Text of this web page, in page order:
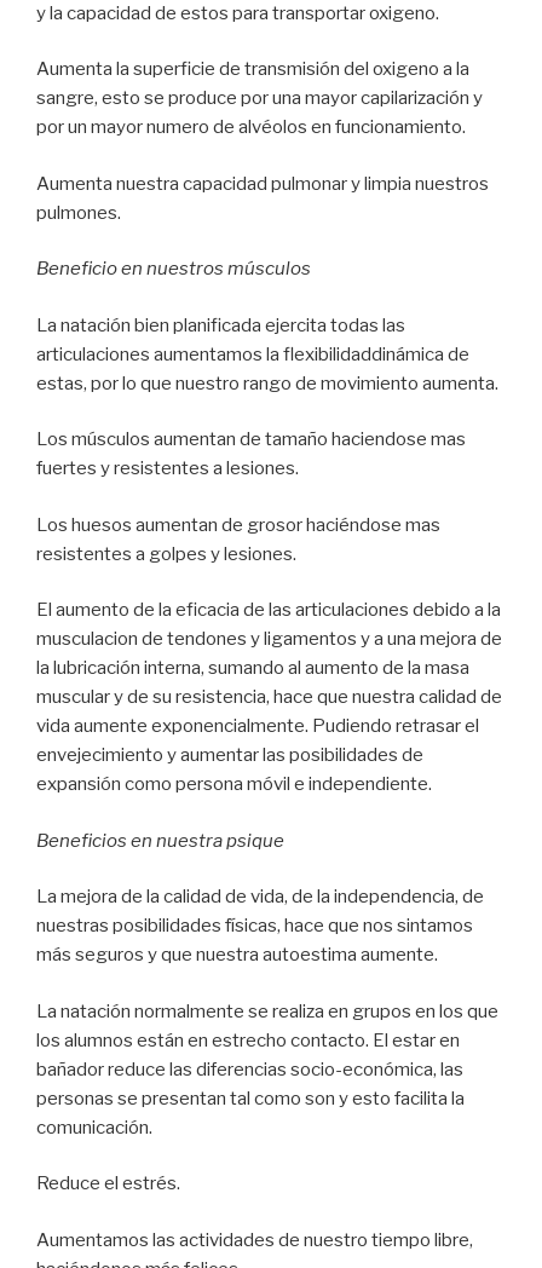
y la capacidad de estos para transportar oxigeno.
Aumenta la superficie de transmisión del oxigeno a la
sangre, esto se produce por una mayor capilarización y
por un mayor numero de alvéolos en funcionamiento.
Aumenta nuestra capacidad pulmonar y limpia nuestros
pulmones.
Beneficio en nuestros músculos
La natación bien planificada ejercita todas las
articulaciones aumentamos la flexibilidaddinámica de
estas, por lo que nuestro rango de movimiento aumenta.
Los músculos aumentan de tamaño haciendose mas
fuertes y resistentes a lesiones.
Los huesos aumentan de grosor haciéndose mas
resistentes a golpes y lesiones.
El aumento de la eficacia de las articulaciones debido a la
musculacion de tendones y ligamentos y a una mejora de
la lubricación interna, sumando al aumento de la masa
muscular y de su resistencia, hace que nuestra calidad de
vida aumente exponencialmente. Pudiendo retrasar el
envejecimiento y aumentar las posibilidades de
expansión como persona móvil e independiente.
Beneficios en nuestra psique
La mejora de la calidad de vida, de la independencia, de
nuestras posibilidades físicas, hace que nos sintamos
más seguros y que nuestra autoestima aumente.
La natación normalmente se realiza en grupos en los que
los alumnos están en estrecho contacto. El estar en
bañador reduce las diferencias socio-económica, las
personas se presentan tal como son y esto facilita la
comunicación.
Reduce el estrés.
Aumentamos las actividades de nuestro tiempo libre,